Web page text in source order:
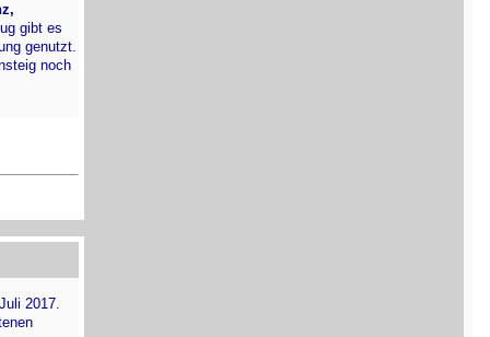
gibt es
genutzt.
noch
2017.